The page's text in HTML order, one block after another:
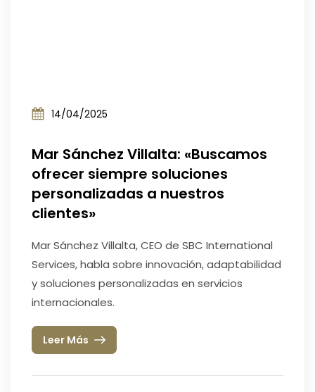
14/04/2025
Mar Sánchez Villalta: «Buscamos
ofrecer siempre soluciones
personalizadas a nuestros
clientes»
Mar Sánchez Villalta, CEO de SBC International
Services, habla sobre innovación, adaptabilidad
y soluciones personalizadas en servicios
internacionales.
Leer Más